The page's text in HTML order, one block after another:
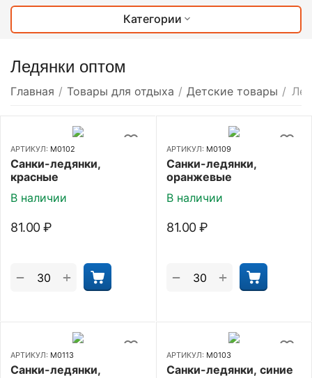
Категории
Ледянки оптом
Главная / Товары для отдыха / Детские товары /
АРТИКУЛ: М0102
Санки-ледянки,
красные
В наличии
81.00 ₽
+
−
АРТИКУЛ: М0109
Санки-ледянки,
оранжевые
В наличии
81.00 ₽
+
−
АРТИКУЛ: М0113
Санки-ледянки,
АРТИКУЛ: М0103
Санки-ледянки, синие